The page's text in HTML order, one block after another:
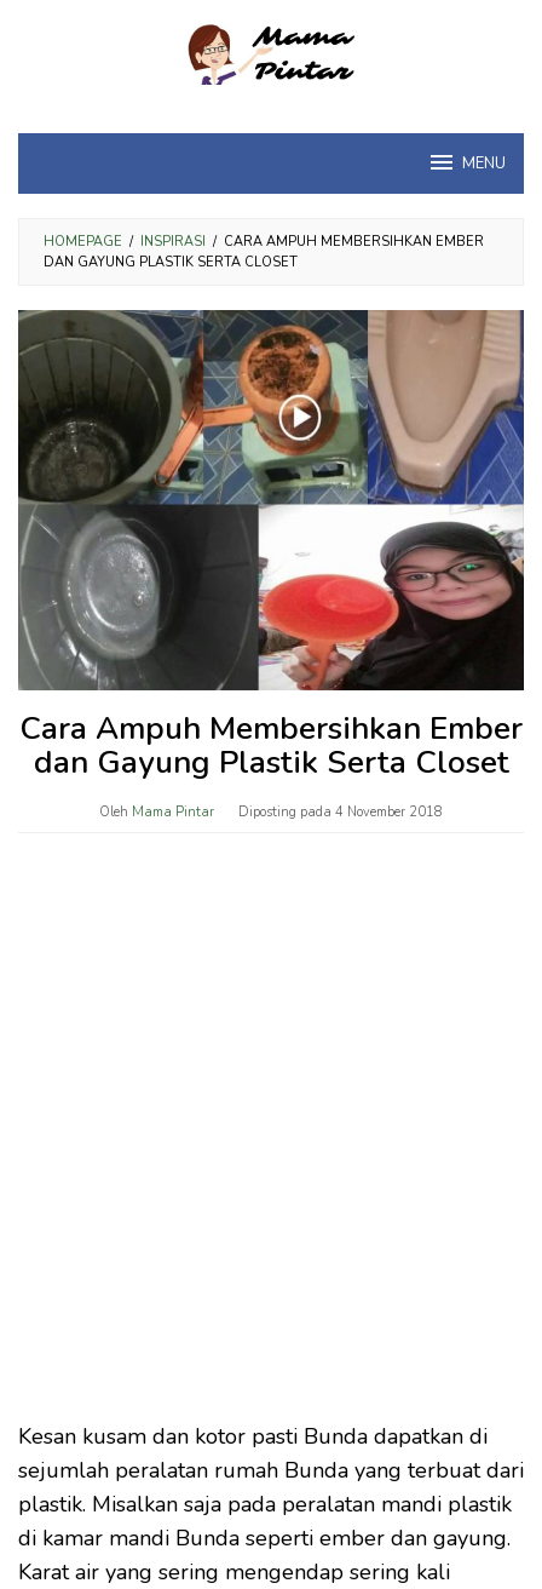
MENU
HOMEPAGE / INSPIRASI / CARA AMPUH MEMBERSIHKAN EMBER
DAN GAYUNG PLASTIK SERTA CLOSET
Cara Ampuh Membersihkan Ember
dan Gayung Plastik Serta Closet
Oleh Mama Pintar Diposting pada 4 November 2018
Kesan kusam dan kotor pasti Bunda dapatkan di
sejumlah peralatan rumah Bunda yang terbuat dari
plastik. Misalkan saja pada peralatan mandi plastik
di kamar mandi Bunda seperti ember dan gayung.
Karat air yang sering mengendap sering kali